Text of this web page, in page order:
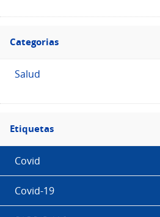
Filtro
Categorias
Categorias
Salud
Filtro
Etiquetas
Etiquetas
Covid
Covid-19